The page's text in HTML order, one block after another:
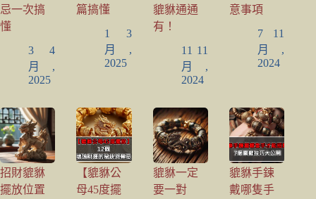
忌一次搞
懂
3 4
月,
2025
篇搞懂
1 3
月,
2025
貔貅通通
有！
11 11
月,
2024
意事項
7 11
月,
2024
招財貔貅
擺放位置
【貔貅公
母45度擺
貔貅一定
要一對
貔貅手鍊
戴哪隻手